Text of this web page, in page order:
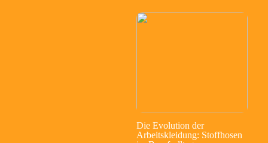
Die Evolution der
Arbeitskleidung: Stoffhosen